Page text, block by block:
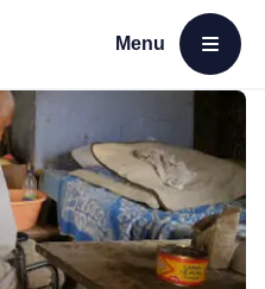
Menu
Open menu